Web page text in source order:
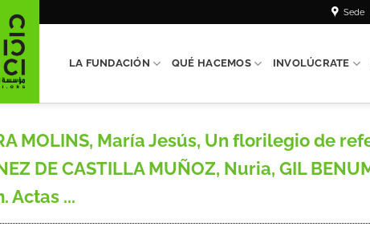
Sede
LA FUNDACIÓN QUÉ HACEMOS INVOLÚCRATE
MOLINS, María Jesús, Un florilegio de
DE CASTILLA MUÑOZ, Nuria, GIL
Actas ...